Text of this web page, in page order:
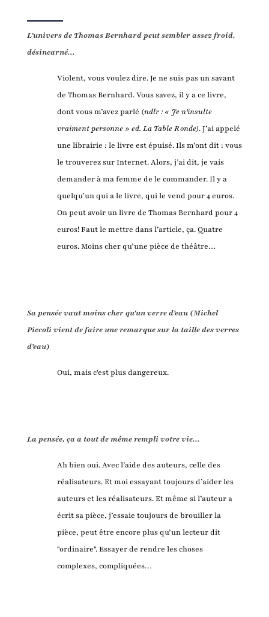
L'univers de Thomas Bernhard peut sembler assez froid,
désincarné...
Violent, vous voulez dire. Je ne suis pas un savant
de Thomas Bernhard. Vous savez, il y a ce livre,
dont vous m’avez parlé (ndlr : « Je n’insulte
vraiment personne » ed. La Table Ronde). J’ai appelé
une librairie : le livre est épuisé. Ils m’ont dit : vous
le trouverez sur Internet. Alors, j’ai dit, je vais
demander à ma femme de le commander. Il y a
quelqu’un qui a le livre, qui le vend pour 4 euros.
On peut avoir un livre de Thomas Bernhard pour 4
euros! Faut le mettre dans l’article, ça. Quatre
euros. Moins cher qu’une pièce de théâtre…
Sa pensée vaut moins cher qu'un verre d’eau (Michel
Piccoli vient de faire une remarque sur la taille des verres
d’eau)
Oui, mais c'est plus dangereux.
La pensée, ça a tout de même rempli votre vie...
Ah bien oui. Avec l’aide des auteurs, celle des
réalisateurs. Et moi essayant toujours d’aider les
auteurs et les réalisateurs. Et même si l’auteur a
écrit sa pièce, j’essaie toujours de brouiller la
pièce, peut être encore plus qu’un lecteur dit
"ordinaire". Essayer de rendre les choses
complexes, compliquées…